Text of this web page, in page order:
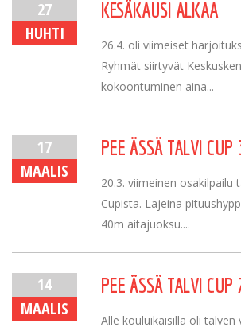
27
HUHTI
KESÄKAUSI ALKAA
26.4. oli viimeiset
Ryhmät siirtyvät
kokoontuminen aina...
17
MAALIS
PEE ÄSSÄ TALVI CUP
20.3. viimeinen osakilpailu
Cupista. Lajeina
40m aitajuoksu....
14
MAALIS
PEE ÄSSÄ TALVI
Alle kouluikäisillä oli talven